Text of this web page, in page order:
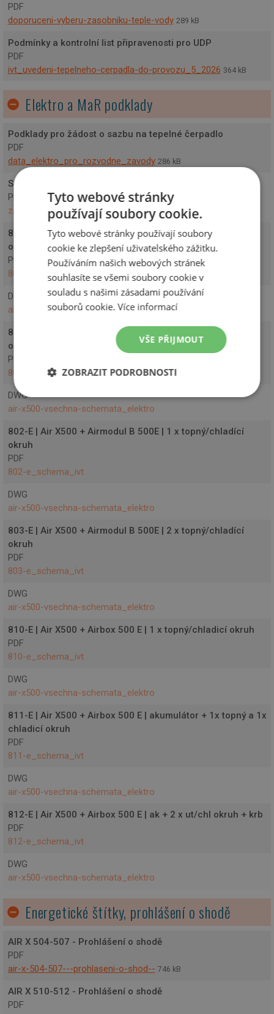
PDF
doporuceni-vyberu-zasobniku-teple-vody 289 kB
Podmínky a kontrolní list připravenosti pro UDP
PDF
ivt_uvedeni-tepelneho-cerpadla-do-provozu_5_2026 364 kB
Elektro a MaR podklady
Podklady pro žádost o sazbu na tepelné čerpadlo
PDF
data_elektro_pro_rozvodne_zavody 286 kB
Schéma zapojení HDO
PDF
zapojeni_hdo_air-x500
801a-E | Air X500 + Airmodul 500E | 1 x topný/chladící
okruh
PDF
801a-e_schema_ivt
DWG
air-x500-vsechna-schemata_elektro
801b-E | Air X500 + Airmodul 500E | 1x topný + 1x chladící
okruh
PDF
801b-e_schema_ivt
DWG
air-x500-vsechna-schemata_elektro
802-E | Air X500 + Airmodul B 500E | 1 x topný/chladící
okruh
PDF
802-e_schema_ivt
DWG
air-x500-vsechna-schemata_elektro
803-E | Air X500 + Airmodul B 500E | 2 x topný/chladící
okruh
PDF
803-e_schema_ivt
DWG
air-x500-vsechna-schemata_elektro
810-E | Air X500 + Airbox 500 E | 1 x topný/chladicí okruh
PDF
810-e_schema_ivt
DWG
air-x500-vsechna-schemata_elektro
811-E | Air X500 + Airbox 500 E | akumulátor + 1x topný a 1x
chladicí okruh
PDF
811-e_schema_ivt
DWG
air-x500-vsechna-schemata_elektro
812-E | Air X500 + Airbox 500 E | ak + 2 x ut/chl okruh + krb
PDF
812-e_schema_ivt
DWG
air-x500-vsechna-schemata_elektro
Energetické štítky, prohlášení o shodě
AIR X 504-507 - Prohlášení o shodě
PDF
air-x-504-507---prohlaseni-o-shod-- 746 kB
AIR X 510-512 - Prohlášení o shodě
PDF
Tyto webové stránky
používají soubory cookie.
Tyto webové stránky používají soubory
cookie ke zlepšení uživatelského zážitku.
Používáním našich webových stránek
souhlasíte se všemi soubory cookie v
souladu s našimi zásadami používání
souborů cookie.Více informací
VŠE PŘIJMOUT
ZOBRAZIT PODROBNOSTI
Nezbytně
nutné
Výkonové
soubory
Soubory
Funkční soubory
funkce webových stránek, jako je přihlášení
používat.
.youtube.com
měsíců
4
k
CookieScriptConsent
cerpadla.cz
Privacy Policy